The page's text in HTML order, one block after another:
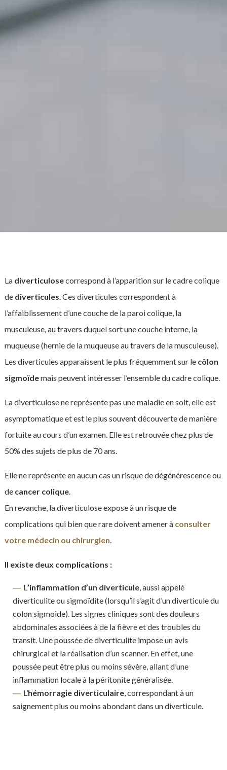
La diverticulosecorrespond à l’apparition sur le cadre colique
de diverticules. Ces diverticules correspondent à
l’affaiblissement d’une couche de la paroi colique, la
musculeuse, au travers duquel sort une couche interne, la
muqueuse (hernie de la muqueuse au travers de la musculeuse).
Les diverticules apparaissent le plus fréquemment sur le côlon
sigmoïdemais peuvent intéresser l’ensemble du cadre colique.
La diverticulose ne représente pas une maladie en soit, elle est
asymptomatique et est le plus souvent découverte de manière
fortuite au cours d’un examen. Elle est retrouvée chez plus de
50% des sujets de plus de 70 ans.
Elle ne représente en aucun cas un risque de dégénérescence ou
de cancer colique.
En revanche, la diverticulose expose à un risque de
complications qui bien que rare doivent amener à consulter
votre médecin ou chirurgien.
Il existe deux complications :
L’inflammation d’un diverticule, aussi appelé
diverticulite ou sigmoïdite (lorsqu’il s’agit d’un diverticule du
colon sigmoide). Les signes cliniques sont des douleurs
abdominales associées à de la fièvre et des troubles du
transit. Une poussée de diverticulite impose un avis
chirurgical et la réalisation d’un scanner. En effet, une
poussée peut être plus ou moins sévère, allant d’une
inflammation locale à la péritonite généralisée.
L’hémorragie diverticulaire, correspondant à un
saignement plus ou moins abondant dans un diverticule.